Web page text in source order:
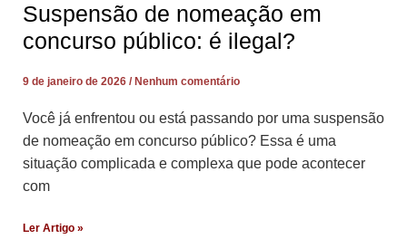
Suspensão de nomeação em
concurso público: é ilegal?
9 de janeiro de 2026 Nenhum comentário
Você já enfrentou ou está passando por uma suspensão
de nomeação em concurso público? Essa é uma
situação complicada e complexa que pode acontecer
com
Ler Artigo »